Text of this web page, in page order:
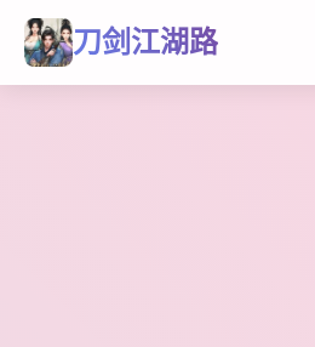
刀剑江湖路